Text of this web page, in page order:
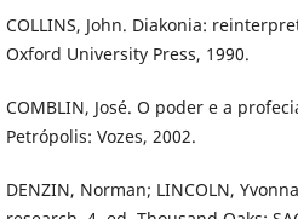
COLLINS, John. Diakonia:
Oxford University Press, 1990.
COMBLIN, José. O poder e a
Petrópolis: Vozes, 2002.
DENZIN, Norman; LINCOLN,